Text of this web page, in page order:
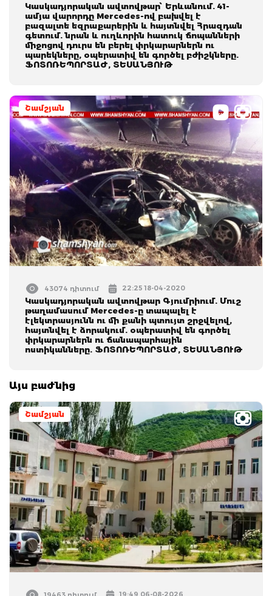
Կասկադյորական ավտովթար՝ Երևանում. 41-
ամյա վարորդը Mercedes-ով բախվել է
բազալտե եզրաքարերին և հայտնվել Հրազդան
գետում. նրան և ուղևորին հատուկ ճոպանների
միջոցով դուրս են բերել փրկարարներն ու
պարեկները, օպերատիվ են գործել բժիշկները.
ՖՈՏՈՌԵՊՈՐՏԱԺ, ՏԵՍԱՆՅՈՒԹ
Շամշյան
43074 դիտում 22:25 18-04-2020
Կասկադյորական ավտովթար Գյումրիում. Մուշ
թաղամասում Mercedes-ը տապալել է
էլեկտրասյունն ու մի քանի պտույտ շրջվելով,
հայտնվել է ձորակում. օպերատիվ են գործել
փրկարարներն ու ճանապարհային
ոստիկանները. ՖՈՏՈՌԵՊՈՐՏԱԺ, ՏԵՍԱՆՅՈՒԹ
Այս բաժնից
Շամշյան
19:49 06-08-2026